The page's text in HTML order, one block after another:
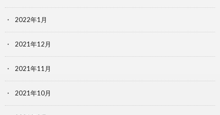
2022年1月
2021年12月
2021年11月
2021年10月